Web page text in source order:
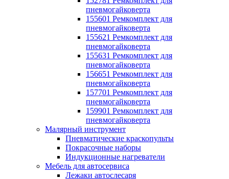
пневмогайковерта
155601 Ремкомплект для
пневмогайковерта
155621 Ремкомплект для
пневмогайковерта
155631 Ремкомплект для
пневмогайковерта
156651 Ремкомплект для
пневмогайковерта
157701 Ремкомплект для
пневмогайковерта
159901 Ремкомплект для
пневмогайковерта
Малярный инструмент
Пневматические краскопульты
Покрасочные наборы
Индукционные нагреватели
Мебель для автосервиса
Лежаки автослесаря